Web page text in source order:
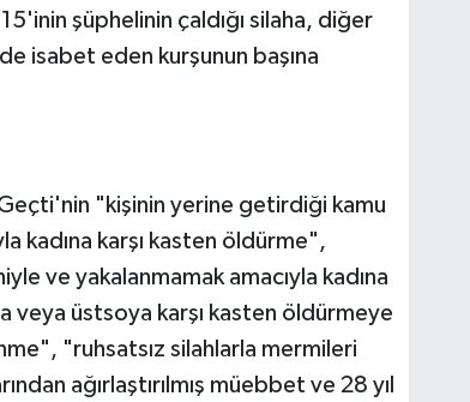
şüphelinin çaldığı silaha, diğer
isabet eden kurşunun başına
"kişinin yerine getirdiği kamu
kadına karşı kasten öldürme",
ve yakalanmamak amacıyla kadına
veya üstsoya karşı kasten öldürmeye
"ruhsatsız silahlarla mermileri
ağırlaştırılmış müebbet ve 28 yıl